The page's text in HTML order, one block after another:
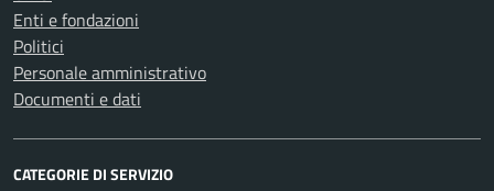
Enti e fondazioni
Politici
Personale amministrativo
Documenti e dati
CATEGORIE DI SERVIZIO